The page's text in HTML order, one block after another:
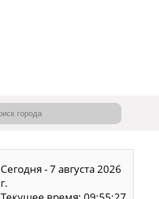
Сегодня - 7 августа 2026
г.